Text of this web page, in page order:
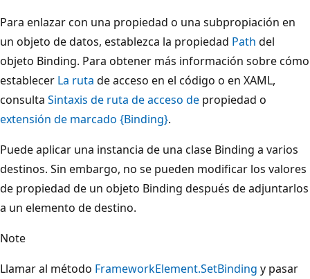
Para enlazar con una propiedad o una subpropiación en
un objeto de datos, establezca la propiedad Path del
objeto Binding. Para obtener más información sobre cómo
establecer La ruta de acceso en el código o en XAML,
consulta Sintaxis de ruta de acceso de propiedad o
extensión de marcado {Binding}.
Puede aplicar una instancia de una clase Binding a varios
destinos. Sin embargo, no se pueden modificar los valores
de propiedad de un objeto Binding después de adjuntarlos
a un elemento de destino.
Note
Llamar al método FrameworkElement.SetBinding y pasar